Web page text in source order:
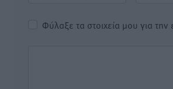
Φύλαξε τα στοιχεία μου για